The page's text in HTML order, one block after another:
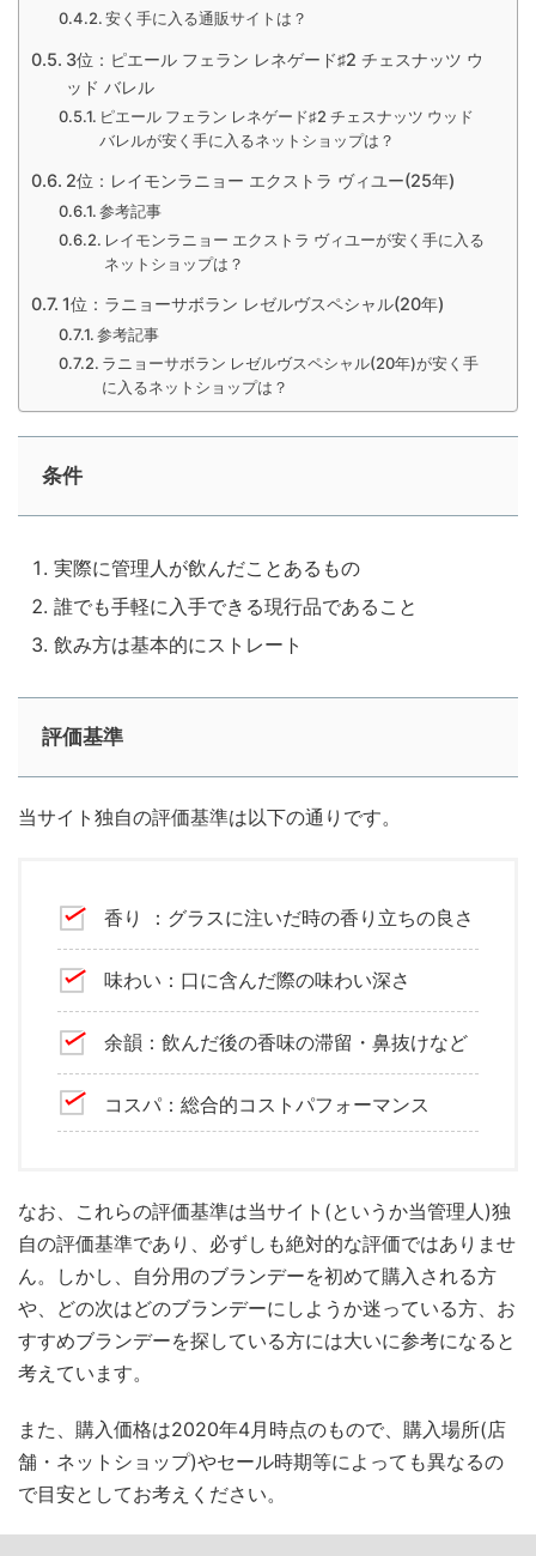
安く手に入る通販サイトは？
3位：ピエール フェラン レネゲード♯2 チェスナッツ ウ
ッド バレル
ピエール フェラン レネゲード♯2 チェスナッツ ウッド
バレルが安く手に入るネットショップは？
2位：レイモンラニョー エクストラ ヴィユー(25年)
参考記事
レイモンラニョー エクストラ ヴィユーが安く手に入る
ネットショップは？
1位：ラニョーサボラン レゼルヴスペシャル(20年)
参考記事
ラニョーサボラン レゼルヴスペシャル(20年)が安く手
に入るネットショップは？
条件
実際に管理人が飲んだことあるもの
誰でも手軽に入手できる現行品であること
飲み方は基本的にストレート
評価基準
当サイト独自の評価基準は以下の通りです。
香り ：グラスに注いだ時の香り立ちの良さ
味わい：口に含んだ際の味わい深さ
余韻：飲んだ後の香味の滞留・鼻抜けなど
コスパ：総合的コストパフォーマンス
なお、これらの評価基準は当サイト(というか当管理人)独
自の評価基準であり、必ずしも絶対的な評価ではありませ
ん。しかし、自分用のブランデーを初めて購入される方
や、どの次はどのブランデーにしようか迷っている方、お
すすめブランデーを探している方には大いに参考になると
考えています。
また、購入価格は2020年4月時点のもので、購入場所(店
舗・ネットショップ)やセール時期等によっても異なるの
で目安としてお考えください。